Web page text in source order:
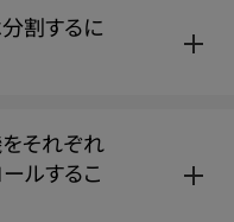
割するに
それぞれ
ルするこ